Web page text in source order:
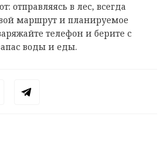
отправляясь в лес, всегда
маршрут и планируемое
телефон и берите с
воды и еды.